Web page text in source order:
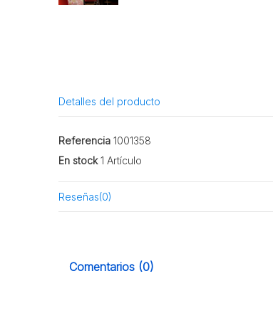
Detalles del producto
Referencia 1001358
En stock 1 Artículo
Reseñas(0)
Comentarios (0)